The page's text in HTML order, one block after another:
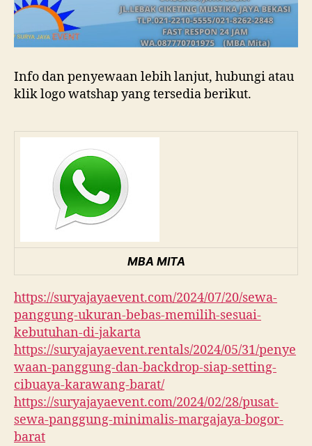
Info dan penyewaan lebih lanjut, hubungi atau
klik logo watshap yang tersedia berikut.
MBA MITA
https://suryajayaevent.com/2024/07/20/sewa-
panggung-ukuran-bebas-memilih-sesuai-
kebutuhan-di-jakarta
https://suryajayaevent.rentals/2024/05/31/penye
waan-panggung-dan-backdrop-siap-setting-
cibuaya-karawang-barat/
https://suryajayaevent.com/2024/02/28/pusat-
sewa-panggung-minimalis-margajaya-bogor-
barat